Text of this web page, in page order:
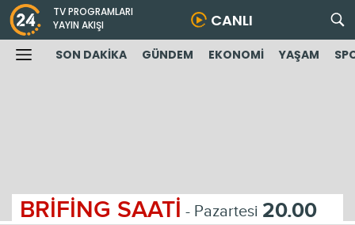
TV PROGRAMLARI
YAYIN AKIŞI
CANLI
SON DAKİKA GÜNDEM EKONOMİ YAŞAM
BRİFİNG SAATİ - Pazartesi 20.00